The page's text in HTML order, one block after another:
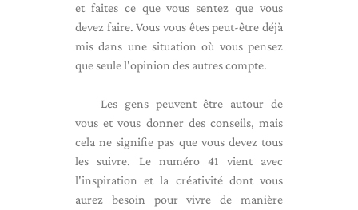
et faites ce que vous sentez que vous
devez faire. Vous vous êtes peut-être déjà
mis dans une situation où vous pensez
que seule l'opinion des autres compte.
Les gens peuvent être autour de
vous et vous donner des conseils, mais
cela ne signifie pas que vous devez tous
les suivre. Le numéro 41 vient avec
l'inspiration et la créativité dont vous
aurez besoin pour vivre de manière